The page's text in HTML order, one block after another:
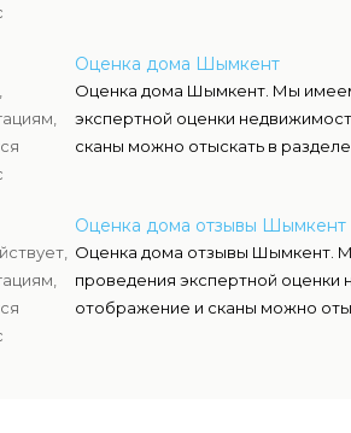
Оценка дома Шымкент
Оценка дома Шымкент. Мы
экспертной оценки
сканы можно отыскать в
Оценка дома отзывы Шымкент
Оценка дома отзывы Шымкент.
проведения экспертной оценки
отображение и сканы можно